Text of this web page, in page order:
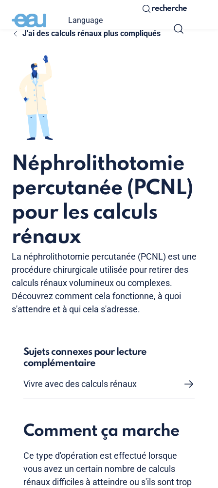
Language
recherche
J'ai des calculs rénaux plus compliqués
Néphrolithotomie
percutanée (PCNL)
pour les calculs
rénaux
La néphrolithotomie percutanée (PCNL) est une
procédure chirurgicale utilisée pour retirer des
calculs rénaux volumineux ou complexes.
Découvrez comment cela fonctionne, à quoi
s'attendre et à qui cela s'adresse.
Sujets connexes pour lecture
complémentaire
Vivre avec des calculs rénaux
Comment ça marche
Ce type d'opération est effectué lorsque
vous avez un certain nombre de calculs
rénaux difficiles à atteindre ou s'ils sont trop